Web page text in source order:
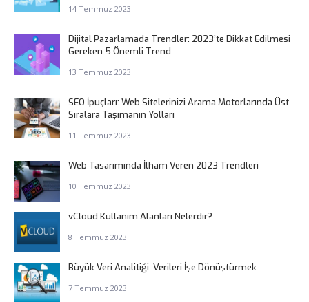
14 Temmuz 2023
Dijital Pazarlamada Trendler: 2023’te Dikkat Edilmesi
Gereken 5 Önemli Trend
13 Temmuz 2023
SEO İpuçları: Web Sitelerinizi Arama Motorlarında Üst
Sıralara Taşımanın Yolları
11 Temmuz 2023
Web Tasarımında İlham Veren 2023 Trendleri
10 Temmuz 2023
vCloud Kullanım Alanları Nelerdir?
8 Temmuz 2023
Büyük Veri Analitiği: Verileri İşe Dönüştürmek
7 Temmuz 2023